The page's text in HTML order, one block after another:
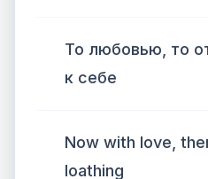
То любовью, то
к себе
Now with love,
loathing